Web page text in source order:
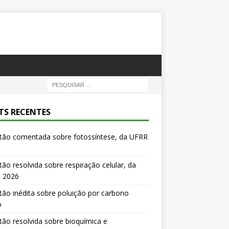
RECENTES
comentada sobre fotossíntese, da UFRR
resolvida sobre respiração celular, da
2026
inédita sobre poluição por carbono
resolvida sobre bioquímica e